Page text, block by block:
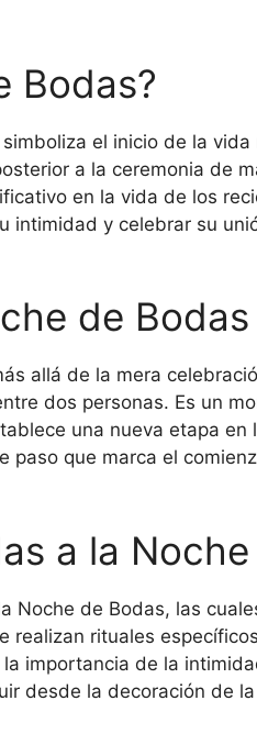
Bodas?
el inicio de la
a la ceremonia de
en la vida de los
intimidad y celebrar su
de Bodas
allá de la mera
dos personas. Es un
una nueva etapa en
paso que marca el
a la
Noche de Bodas, las
realizan rituales
importancia de la
desde la decoración de